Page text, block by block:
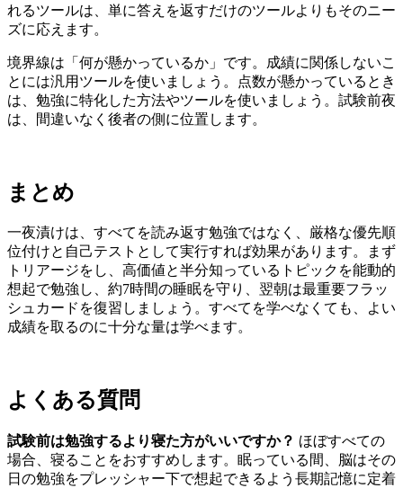
れるツールは、単に答えを返すだけのツールよりもそのニー
ズに応えます。
境界線は「何が懸かっているか」です。成績に関係しないこ
とには汎用ツールを使いましょう。点数が懸かっているとき
は、勉強に特化した方法やツールを使いましょう。試験前夜
は、間違いなく後者の側に位置します。
まとめ
一夜漬けは、すべてを読み返す勉強ではなく、厳格な優先順
位付けと自己テストとして実行すれば効果があります。まず
トリアージをし、高価値と半分知っているトピックを能動的
想起で勉強し、約7時間の睡眠を守り、翌朝は最重要フラッ
シュカードを復習しましょう。すべてを学べなくても、よい
成績を取るのに十分な量は学べます。
よくある質問
試験前は勉強するより寝た方がいいですか？ ほぼすべての
場合、寝ることをおすすめします。眠っている間、脳はその
日の勉強をプレッシャー下で想起できるよう長期記憶に定着